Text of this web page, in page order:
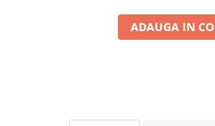
ADAUGA IN